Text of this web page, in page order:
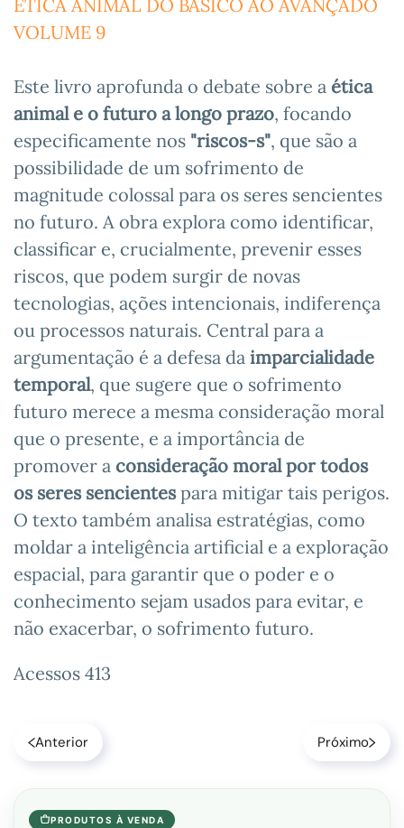
ÉTICA ANIMAL DO BÁSICO AO AVANÇADO
VOLUME 9
Este livro aprofunda o debate sobre a ética
animal e o futuro a longo prazo, focando
especificamente nos "riscos-s", que são a
possibilidade de um sofrimento de
magnitude colossal para os seres sencientes
no futuro. A obra explora como identificar,
classificar e, crucialmente, prevenir esses
riscos, que podem surgir de novas
tecnologias, ações intencionais, indiferença
ou processos naturais. Central para a
argumentação é a defesa da imparcialidade
temporal, que sugere que o sofrimento
futuro merece a mesma consideração moral
que o presente, e a importância de
promover a consideração moral por todos
os seres sencientespara mitigar tais perigos.
O texto também analisa estratégias, como
moldar a inteligência artificial e a exploração
espacial, para garantir que o poder e o
conhecimento sejam usados para evitar, e
não exacerbar, o sofrimento futuro.
Acessos 413
Anterior Próximo
PRODUTOS À VENDA